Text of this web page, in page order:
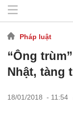
Pháp luật
“Ông
Nhật, tàng
18/01/2018 - 11:54